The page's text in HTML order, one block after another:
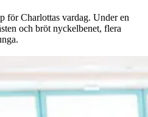
för Charlottas vardag. Under en
och bröt nyckelbenet, flera